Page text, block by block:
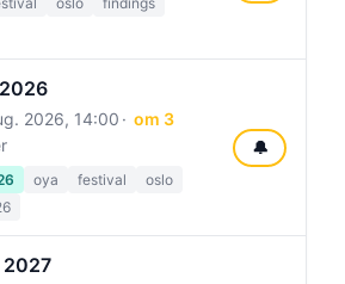
2026, 14:00
om 3
oya festival
oslo
🔔
2027